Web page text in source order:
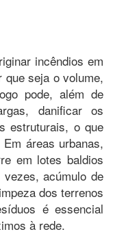
incêndios em
que seja o volume,
pode, além de
danificar os
estruturais, o que
áreas urbanas,
em lotes baldios
acúmulo de
dos terrenos
é essencial
à rede.